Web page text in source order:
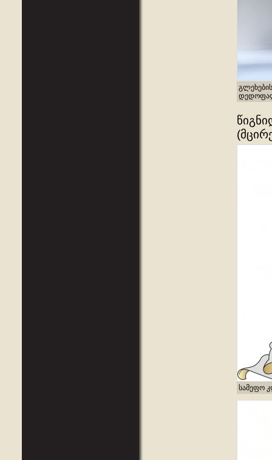
სამეფო